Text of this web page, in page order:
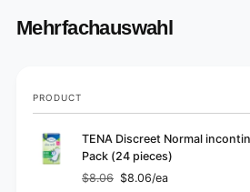
Mehrfachauswahl
Your
cart
PRODUCT
TENA Discreet Normal
Pack (24 pieces)
Regular
$8.06
Sale
$8.06/ea